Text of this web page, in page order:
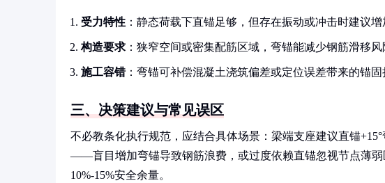
受力特性 ：静态荷载下直锚足够，但存在振动或冲击时建议
构造要求 ：狭窄空间或密集配筋区域，弯锚能减少钢筋滑移风
施工容错：弯锚可补偿混凝土浇筑偏差或定位误差带来的锚固
三、决策建议与常见误区
不必教条化执行规范，应结合具体场景：梁端支座建议直锚
——盲目增加弯锚导致钢筋浪费，或过度依赖直锚忽视节点薄
10%-15%安全余量。